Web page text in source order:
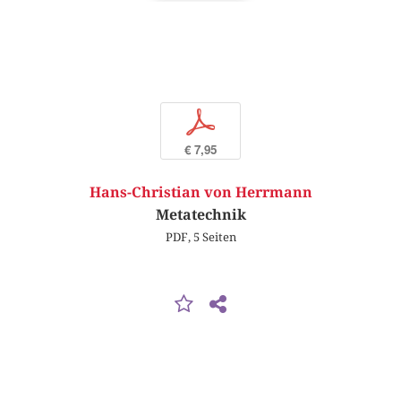
p
€ 7,95
Hans-Christian von Herrmann
Metatechnik
PDF, 5 Seiten